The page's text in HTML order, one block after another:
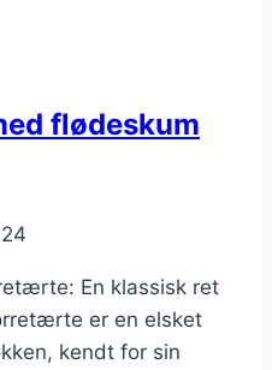
flødeskum
En klassisk ret
er en elsket
kendt for sin